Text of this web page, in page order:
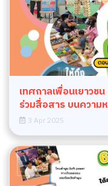
เทศกาลเพื่อนเยาว
ร่วมสื่อสาร บนความ
3 Apr 2025